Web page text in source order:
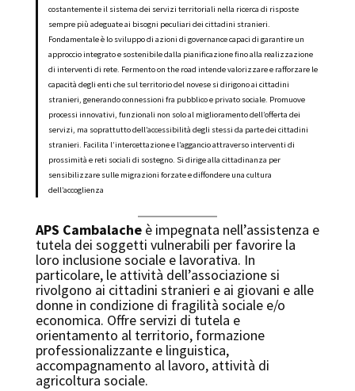
costantemente il sistema dei servizi territoriali nella ricerca di risposte
sempre più adeguate ai bisogni peculiari dei cittadini stranieri.
Fondamentale è lo sviluppo di azioni di governance capaci di garantire un
approccio integrato e sostenibile dalla pianificazione fino alla realizzazione
di interventi di rete. Fermento on the road intende valorizzare e rafforzare le
capacità degli enti che sul territorio del novese si dirigono ai cittadini
stranieri, generando connessioni fra pubblico e privato sociale. Promuove
processi innovativi, funzionali non solo al miglioramento dell’offerta dei
servizi, ma soprattutto dell’accessibilità degli stessi da parte dei cittadini
stranieri. Facilita l’intercettazione e l’aggancio attraverso interventi di
prossimità e reti sociali di sostegno. Si dirige alla cittadinanza per
sensibilizzare sulle migrazioni forzate e diffondere una cultura
dell’accoglienza
APS Cambalache è impegnata nell’assistenza e
tutela dei soggetti vulnerabili per favorire la
loro inclusione sociale e lavorativa. In
particolare, le attività dell’associazione si
rivolgono ai cittadini stranieri e ai giovani e alle
donne in condizione di fragilità sociale e/o
economica. Offre servizi di tutela e
orientamento al territorio, formazione
professionalizzante e linguistica,
accompagnamento al lavoro, attività di
agricoltura sociale.